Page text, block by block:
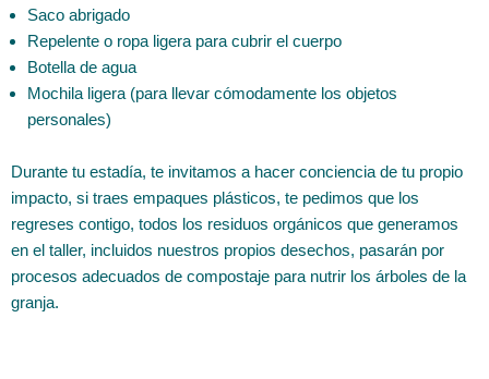
Saco abrigado
Repelente o ropa ligera para cubrir el cuerpo
Botella de agua
Mochila ligera (para llevar cómodamente los objetos
personales)
Durante tu estadía, te invitamos a hacer conciencia de tu propio
impacto, si traes empaques plásticos, te pedimos que los
regreses contigo, todos los residuos orgánicos que generamos
en el taller, incluidos nuestros propios desechos, pasarán por
procesos adecuados de compostaje para nutrir los árboles de la
granja.